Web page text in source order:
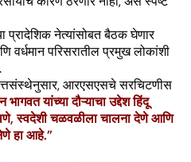
प्रादेशिक नेत्यांसोबत बैठक घेणार
परिसरातील प्रमुख लोकांशी
आरएसएसचे सरचिटणीस
भागवत यांच्या दौऱ्याचा उद्देश हिंदू
स्वदेशी चळवळीला चालना देणे आणि
हा आहे.”